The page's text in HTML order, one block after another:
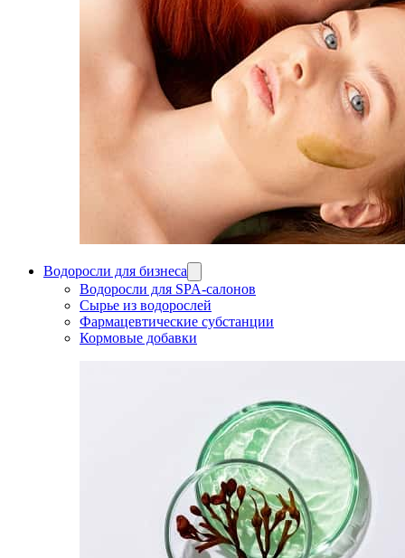
Водоросли для бизнеса
Водоросли для SPA-салонов
Сырье из водорослей
Фармацевтические субстанции
Кормовые добавки